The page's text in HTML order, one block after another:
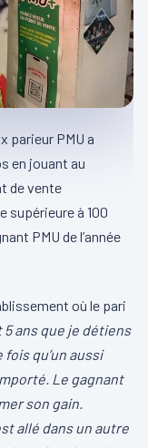
parieur PMU a
en jouant au
de vente
supérieure à 100
PMU de l’année
où le pari
5 ans que je détiens
qu’un aussi
Le gagnant
son gain.
allé dans un autre